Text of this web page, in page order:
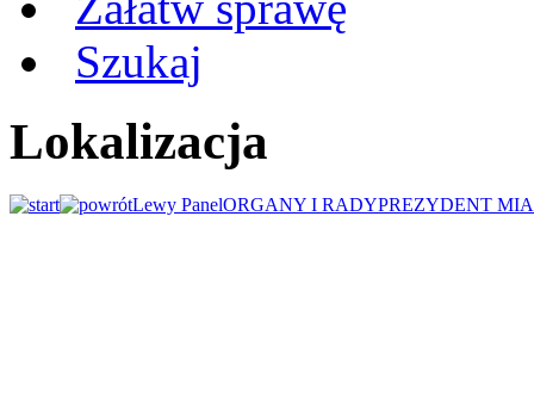
Szukaj
Lokalizacja
Lewy PanelORGANY I RADYPREZYDENT